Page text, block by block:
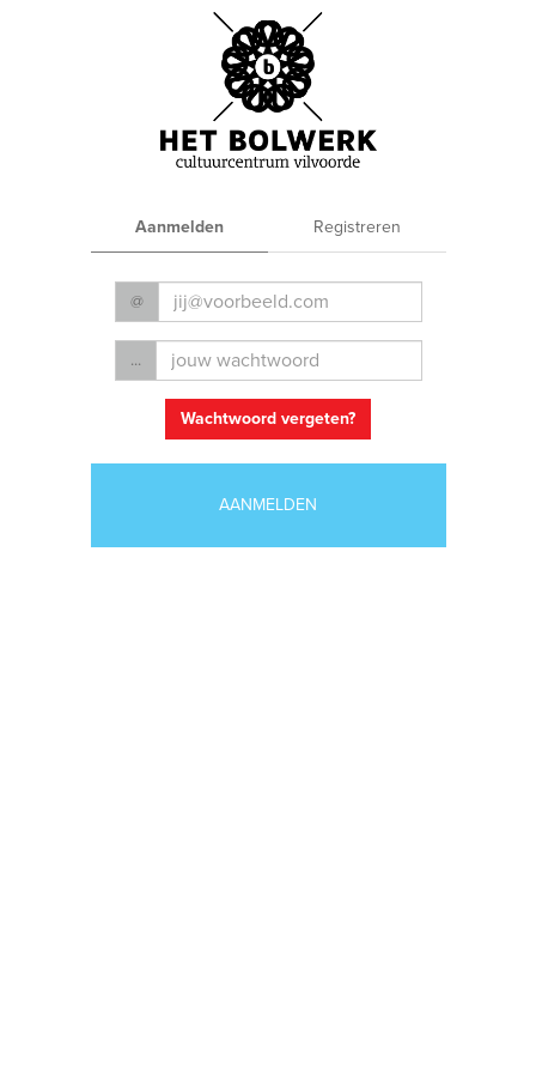
Aanmelden Registreren
@
...
Wachtwoord vergeten?
AANMELDEN
© 2026 cc Het Bolwerk -Algemene verkoopsvoorwaarden